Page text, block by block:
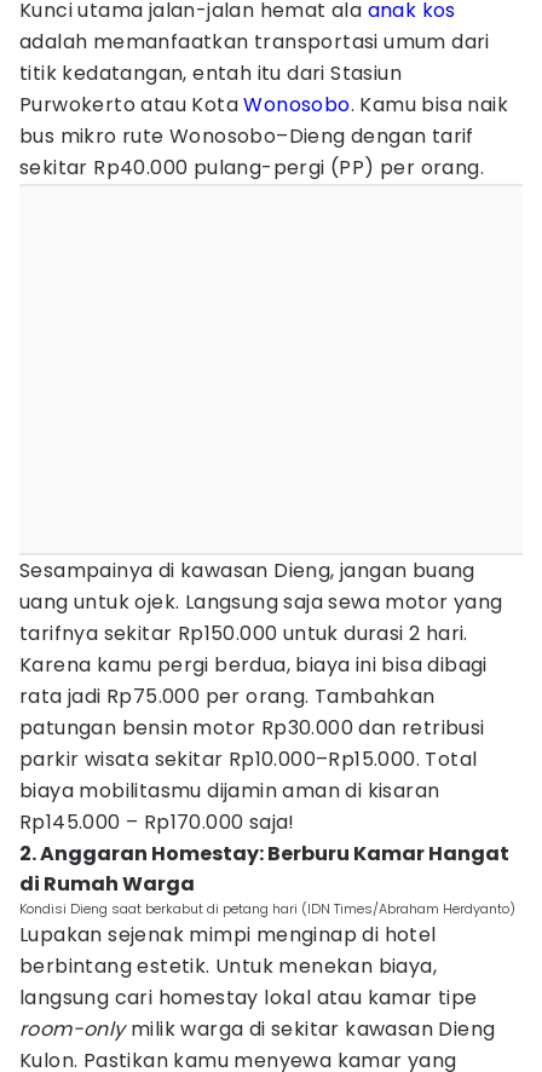
Kunci utama jalan-jalan hemat ala anak kos
adalah memanfaatkan transportasi umum dari
titik kedatangan, entah itu dari Stasiun
Purwokerto atau KotaWonosobo. Kamu bisa naik
bus mikro rute Wonosobo–Dieng dengan tarif
sekitar Rp40.000 pulang-pergi (PP) per orang.
Sesampainya di kawasan Dieng, jangan buang
uang untuk ojek. Langsung saja sewa motor yang
tarifnya sekitar Rp150.000 untuk durasi 2 hari.
Karena kamu pergi berdua, biaya ini bisa dibagi
rata jadi Rp75.000 per orang. Tambahkan
patungan bensin motor Rp30.000 dan retribusi
parkir wisata sekitar Rp10.000–Rp15.000. Total
biaya mobilitasmu dijamin aman di kisaran
Rp145.000 – Rp170.000 saja!
2. Anggaran Homestay: Berburu Kamar Hangat
di Rumah Warga
Kondisi Dieng saat berkabut di petang hari (IDN Times/Abraham Herdyanto)
Lupakan sejenak mimpi menginap di hotel
berbintang estetik. Untuk menekan biaya,
langsung cari homestay lokal atau kamar tipe
room-onlymilik warga di sekitar kawasan Dieng
Kulon. Pastikan kamu menyewa kamar yang